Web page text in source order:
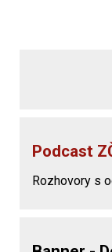
Podcast
Rozhovory s